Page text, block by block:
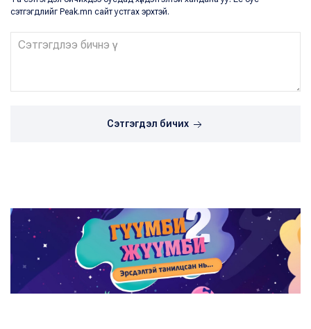
сэтгэгдлийг Peak.mn сайт устгах эрхтэй.
Сэтгэгдэл бичих